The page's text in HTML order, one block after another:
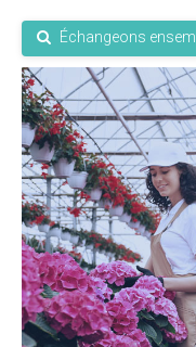
Échangeons